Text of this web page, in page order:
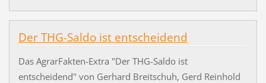
Der THG-Saldo ist entscheidend
Das AgrarFakten-Extra "Der THG-Saldo ist
entscheidend" von Gerhard Breitschuh, Gerd Reinhold